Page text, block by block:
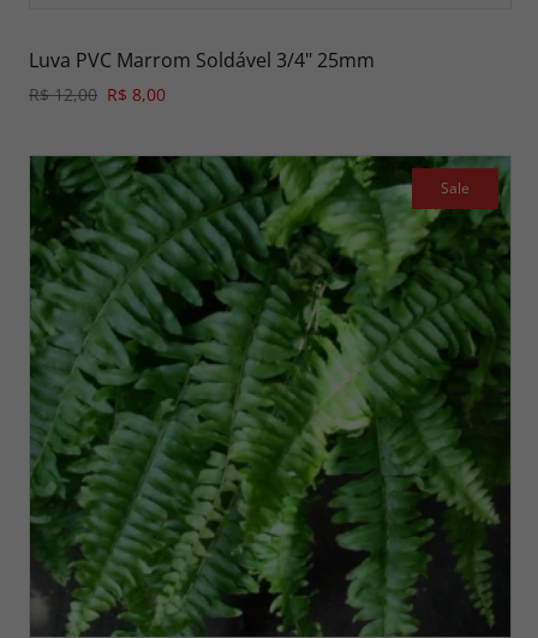
Luva PVC Marrom Soldável 3/4" 25mm
R$ 12,00 R$ 8,00
Sale